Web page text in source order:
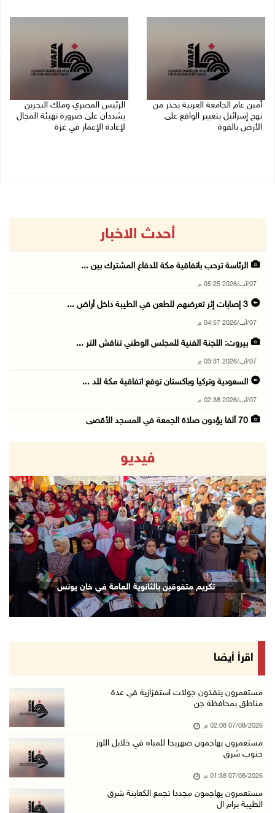
أمين عام الجامعة العربية يحذر من
نهج إسرائيل بتغيير الواقع على
الأرض بالقوة
الرئيس المصري وملك البحرين
يشددان على ضرورة تهيئة المجال
لإعادة الإعمار في غزة
أحدث الاخبار
الرئاسة ترحب باتفاقية مكة للدفاع المشترك بين ...
07/آب/2026 05:25 م
3 إصابات إثر تعرضهم للطعن في الطيبة داخل أراض ...
07/آب/2026 04:57 م
بيروت: اللجنة الفنية للمجلس الوطني تناقش التر ...
07/آب/2026 03:31 م
السعودية وتركيا وباكستان توقع اتفاقية مكة للد ...
07/آب/2026 02:38 م
70 ألفا يؤدون صلاة الجمعة في المسجد الأقصى
الرئاسة تدين الهجمات الصاروخية على المملكة ال ...
07/آب/2026 02:19 م
مستعمرون ينفذون جولات استفزازية في عدة مناطق ...
07/آب/2026 02:08 م
أمين عام الجامعة العربية يحذر من نهج إسرائيل ...
07/آب/2026 01:41 م
مستعمرون يهاجمون صهريجا للمياه في خلايل اللوز ...
07/آب/2026 01:38 م
مستعمرون يهاجمون مجددا تجمع الكعابنة شرق الطي ...
أسعار النفط تواصل الصعود وسط مخاوف بشأن مستقب ...
الذهب يتجه لأفضل أداء أسبوعي منذ كانون الثاني
قوات الاحتلال تنصب حاجزا عسكريا شرق بيت لحم
مستعمرون بحماية قوات الاحتلال يقتحمون برك سلي ...
الاحتلال يقتحم بلدة طمون جنوب طوباس
فيديو
تكريم متفوقين بالثانوية العامة في خان يونس
Next
اقرأ أيضا
مستعمرون ينفذون جولات استفزازية في عدة
مناطق بمحافظة جن
07/08/2026 02:08 م
مستعمرون يهاجمون صهريجا للمياه في خلايل اللوز
جنوب شرق
07/08/2026 01:38 م
مستعمرون يهاجمون مجددا تجمع الكعابنة شرق
الطيبة برام ال